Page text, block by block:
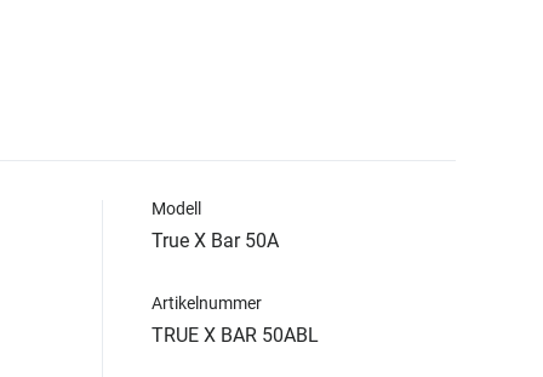
Modell
True X Bar 50A
Artikelnummer
TRUE X BAR 50ABL